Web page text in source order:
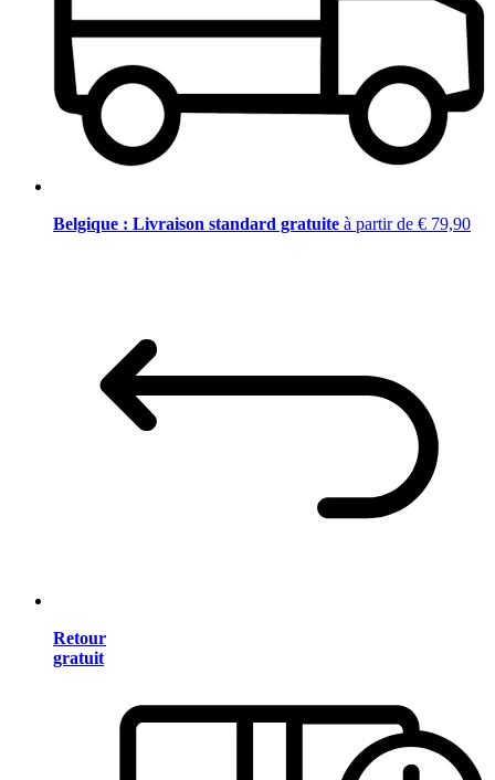
Belgique : Livraison standard gratuite à partir de € 79,90
Retour
gratuit